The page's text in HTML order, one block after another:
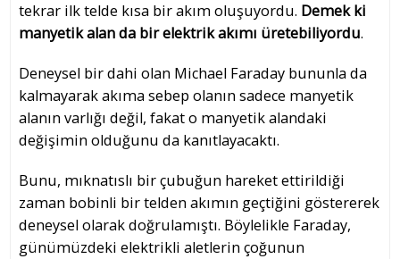
tekrar ilk telde kısa bir akım oluşuyordu. Demek ki
manyetik alan da bir elektrik akımı üretebiliyordu.
Deneysel bir dahi olan Michael Faraday bununla da
kalmayarak akıma sebep olanın sadece manyetik
alanın varlığı değil, fakat o manyetik alandaki
değişimin olduğunu da kanıtlayacaktı.
Bunu, mıknatıslı bir çubuğun hareket ettirildiği
zaman bobinli bir telden akımın geçtiğini göstererek
deneysel olarak doğrulamıştı. Böylelikle Faraday,
günümüzdeki elektrikli aletlerin çoğunun